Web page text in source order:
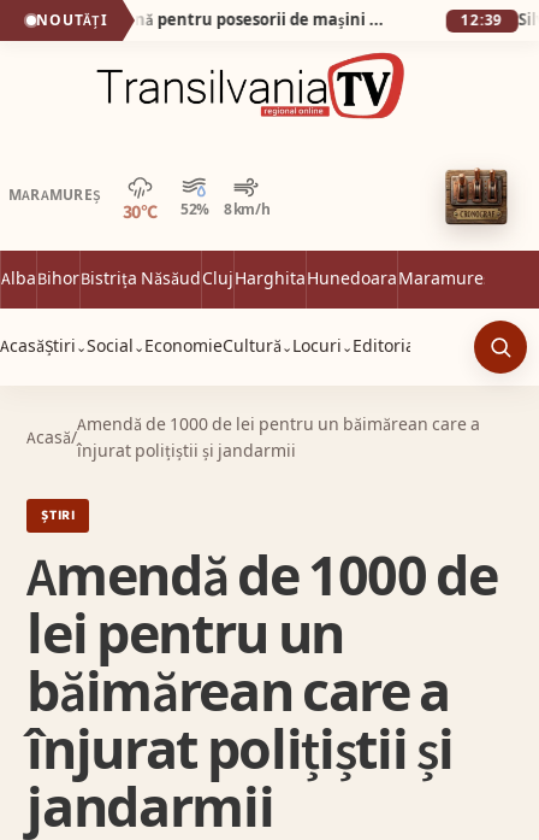
NOUTĂȚI O veste foarte bună pentru posesorii de mașini electrice! Legea privind aprobarea Ordonanței de Urgență nr. 4/2026 a fost promulgată de președintele României și publicată în Monitorul Oficial. 12:39
MARAMUREȘ
30°C 52% 8 km/h
Averse
AlbaBihorBistrița NăsăudClujHarghitaHunedoaraMaramureș
AcasăȘtiri ⌄Social ⌄ EconomieCultură ⌄ Locuri ⌄ Editorial
Acasă/
Amendă de 1000 de lei pentru un băimărean care a
înjurat polițiștii și jandarmii
ȘTIRI
Amendă de 1000 de
lei pentru un
băimărean care a
înjurat polițiștii și
jandarmii